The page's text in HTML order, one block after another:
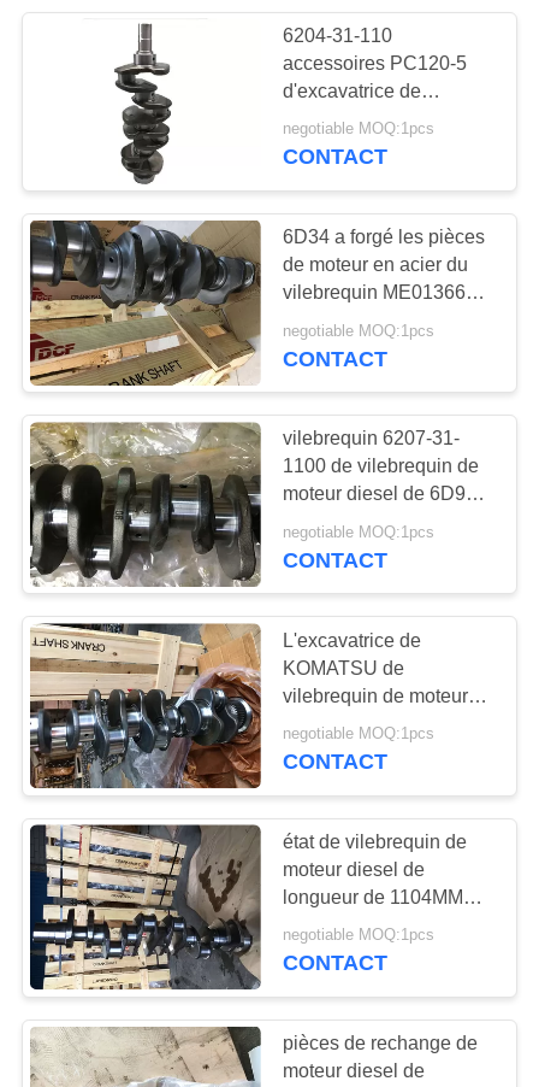
CONTRÔLE
QUALITÉ
NOUS
CONTACTER
DEMANDEZ
UNE
CITATION
PLAN
DU
SITE
PRIVACY
POLICY
revêtement de
cylindre de moteur
diesel
Bec d'injecteur de
carburant
23
bloc-cylindres de
moteur diesel
injecteur de
carburant de moteur
diesel
17
6204-31-110
accessoires PC120-5
d'excavatrice de
vilebrequin du moteur
diesel 4D95
negotiable MOQ:1pcs
CONTACT
6D34 a forgé les pièces
de moteur en acier du
vilebrequin ME013667
Mitsubishi de moteur
diesel
negotiable MOQ:1pcs
CONTACT
vilebrequin 6207-31-
1100 de vilebrequin de
moteur diesel de 6D95
KOMATSU/6 cylindres
negotiable MOQ:1pcs
CONTACT
L'excavatrice de
KOMATSU de
vilebrequin de moteur
diesel de 6 cylindres
partie PC200-8
negotiable MOQ:1pcs
CONTACT
état de vilebrequin de
moteur diesel de
longueur de 1104MM
nouvel 6151 - 31 - 1110
negotiable MOQ:1pcs
CONTACT
pièces de rechange de
moteur diesel de